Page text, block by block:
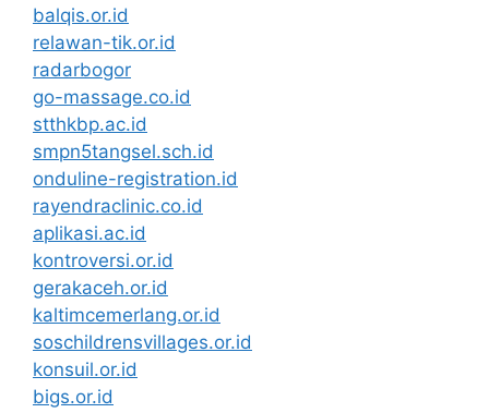
balqis.or.id
relawan-tik.or.id
radarbogor
go-massage.co.id
stthkbp.ac.id
smpn5tangsel.sch.id
onduline-registration.id
rayendraclinic.co.id
aplikasi.ac.id
kontroversi.or.id
gerakaceh.or.id
kaltimcemerlang.or.id
soschildrensvillages.or.id
konsuil.or.id
bigs.or.id